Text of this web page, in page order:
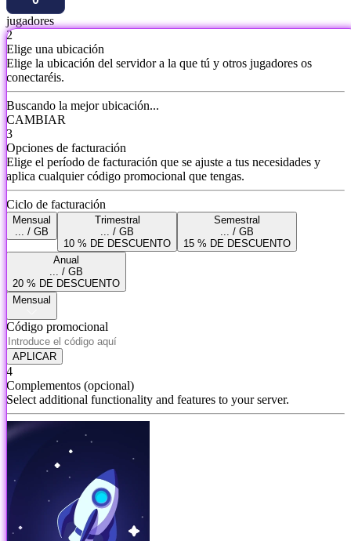
jugadores
2
Elige una ubicación
Elige la ubicación del servidor a la que tú y otros jugadores os
conectaréis.
Buscando la mejor ubicación...
CAMBIAR
3
Opciones de facturación
Elige el período de facturación que se ajuste a tus necesidades y
aplica cualquier código promocional que tengas.
Ciclo de facturación
Mensual
... / GB
Trimestral
... / GB
10 % DE DESCUENTO
Semestral
... / GB
15 % DE DESCUENTO
Anual
... / GB
20 % DE DESCUENTO
Mensual
Código promocional
APLICAR
4
Complementos (opcional)
Select additional functionality and features to your server.